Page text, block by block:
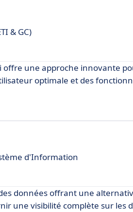
& GC)
offre une approche innovante
optimale et des
d'Information
données offrant une
une visibilité complète sur